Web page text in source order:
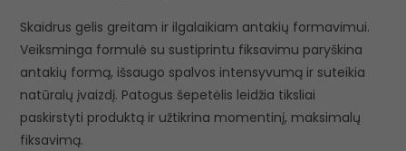
Skaidrus gelis greitam ir ilgalaikiam antakių formavimui.
Veiksminga formulė su sustiprintu fiksavimu paryškina
antakių formą, išsaugo spalvos intensyvumą ir suteikia
natūralų įvaizdį. Patogus šepetėlis leidžia tiksliai
paskirstyti produktą ir užtikrina momentinį, maksimalų
fiksavimą.